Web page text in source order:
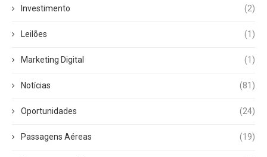
Investimento (2)
Leilões (1)
Marketing Digital (1)
Notícias (81)
Oportunidades (24)
Passagens Aéreas (19)